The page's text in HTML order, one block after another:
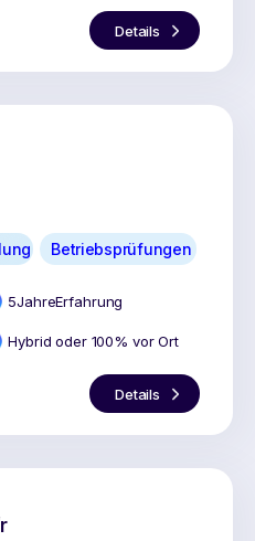
Details
Betriebsprüfungen
5JahreErfahrung
Hybrid oder 100% vor Ort
Details